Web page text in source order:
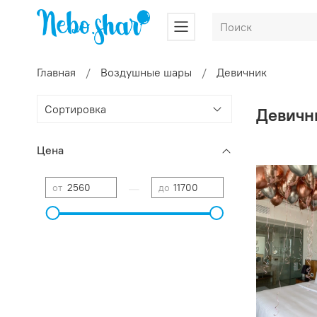
Главная Воздушные шары Девичник
Цена
от до